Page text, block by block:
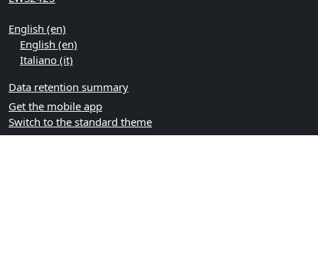
English ‎(en)‎
English ‎(en)‎
Italiano ‎(it)‎
Data retention summary
Get the mobile app
Switch to the standard theme